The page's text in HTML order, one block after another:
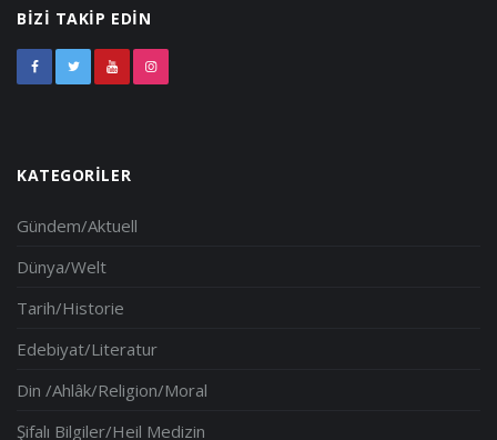
BIZI TAKIP EDIN
KATEGORILER
Gündem/Aktuell
Dünya/Welt
Tarih/Historie
Edebiyat/Literatur
Din /Ahlâk/Religion/Moral
Şifalı Bilgiler/Heil Medizin